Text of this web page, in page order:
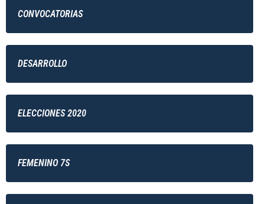
CONVOCATORIAS
DESARROLLO
ELECCIONES 2020
FEMENINO 7S